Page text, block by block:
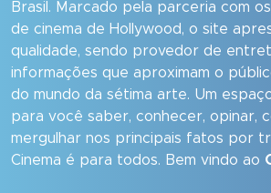
Brasil. Marcado pela parceria com
de cinema de Hollywood, o site
qualidade, sendo provedor de
informações que aproximam o
do mundo da sétima arte. Um
para você saber, conhecer, opinar,
mergulhar nos principais fatos por
Cinema é para todos. Bem vindo ao